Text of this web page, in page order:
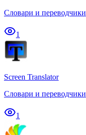
Словари и переводчики
1
Screen Translator
Словари и переводчики
1